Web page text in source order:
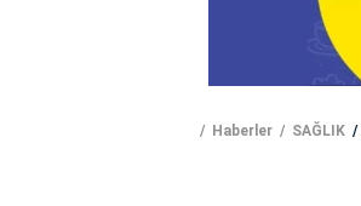
Haberler SAĞLIK